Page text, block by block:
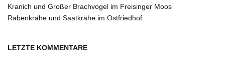
Kranich und Großer Brachvogel im Freisinger Moos
Rabenkrähe und Saatkrähe im Ostfriedhof
LETZTE KOMMENTARE